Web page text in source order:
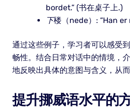
bordet.” (书在桌子上.)
下楼（nede）: “Han er
通过这些例子，学习者可以感受到
畅性。结合日常对话中的情境，
地反映出具体的意图与含义，从
提升挪威语水平的